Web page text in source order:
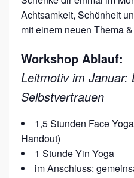
G
A
.
Achtsamkeit, Schönheit
mit einem neuen Thema
Workshop Ablauf:
Leitmotiv im Januar:
Selbstvertrauen
1,5 Stunden Face
Handout)
1 Stunde Yin Yoga
im Anschluss: